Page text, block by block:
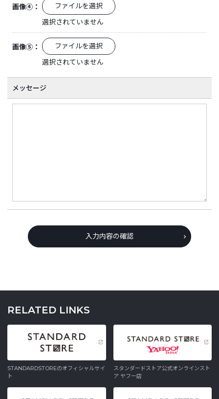
画像④：
ファイルを選択
選択されていません
画像⑤：
ファイルを選択
選択されていません
メッセージ
入力内容の確認
RELATED LINKS
STANDARDSTOREのオフィシャルサイ
ト
スタンダードストア公式オンラインスト
ア ヤフー店